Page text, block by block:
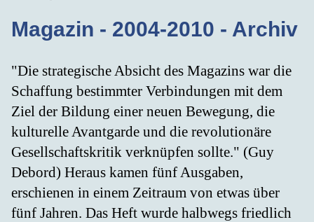
Magazin - 2004-2010 - Archiv
"Die strategische Absicht des Magazins war die
Schaffung bestimmter Verbindungen mit dem
Ziel der Bildung einer neuen Bewegung, die
kulturelle Avantgarde und die revolutionäre
Gesellschaftskritik verknüpfen sollte." (Guy
Debord) Heraus kamen fünf Ausgaben,
erschienen in einem Zeitraum von etwas über
fünf Jahren. Das Heft wurde halbwegs friedlich